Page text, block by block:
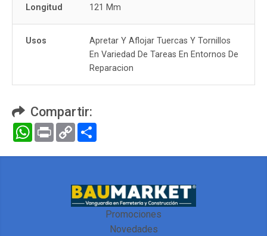
Longitud 121 Mm
Usos
Apretar Y Aflojar Tuercas Y Tornillos
En Variedad De Tareas En Entornos De
Reparacion
Compartir:
WhatsApp
Print Copy
Link
Promociones
Novedades